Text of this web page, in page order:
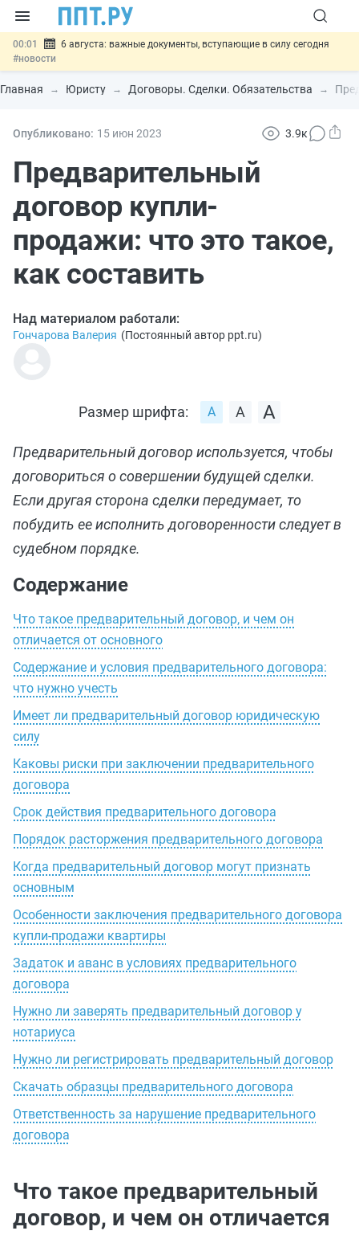
00:01
6 августа: важные документы, вступающие в силу сегодня
#новости
05.08 Обновили сообщения НПФ о договорах НПО и долгосрочных
сбережений#новости
05.08 Систему страхования вкладов распространили на электронные
05.08
Подписан закон об упрощении госзакупок по 44-ФЗ
#новости
Главная Юристу Договоры. Сделки. Обязательства
Опубликовано: 15 июн 2023 3.9к
Предварительный
договор купли-
продажи: что это такое,
как составить
Над материалом работали:
Гончарова Валерия (Постоянный автор ppt.ru)
Размер шрифта:
Предварительный договор используется, чтобы
договориться о совершении будущей сделки.
Если другая сторона сделки передумает, то
побудить ее исполнить договоренности следует в
судебном порядке.
Содержание
Что такое предварительный договор, и чем он
отличается от основного
Содержание и условия предварительного договора:
что нужно учесть
Имеет ли предварительный договор юридическую
силу
Каковы риски при заключении предварительного
договора
Срок действия предварительного договора
Порядок расторжения предварительного договора
Когда предварительный договор могут признать
основным
Особенности заключения предварительного договора
купли-продажи квартиры
Задаток и аванс в условиях предварительного
договора
Нужно ли заверять предварительный договор у
нотариуса
Нужно ли регистрировать предварительный договор
Скачать образцы предварительного договора
Ответственность за нарушение предварительного
договора
Что такое предварительный
договор, и чем он отличается